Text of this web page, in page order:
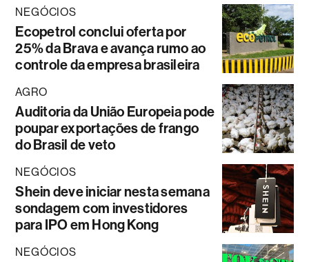
NEGÓCIOS
Ecopetrol conclui oferta por
25% da Brava e avança rumo ao
controle da empresa brasileira
AGRO
Auditoria da União Europeia pode
poupar exportações de frango
do Brasil de veto
NEGÓCIOS
Shein deve iniciar nesta semana
sondagem com investidores
para IPO em Hong Kong
NEGÓCIOS